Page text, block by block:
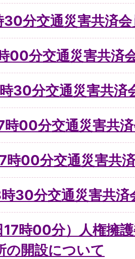
分交通災害共済
00分交通災害共済
30分交通災害共済
時00分交通災害共
時00分交通災害共
30分交通災害共済
17時00分）人権擁
の開設について